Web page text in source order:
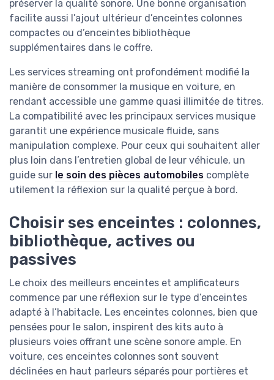
préserver la qualité sonore. Une bonne organisation
facilite aussi l’ajout ultérieur d’enceintes colonnes
compactes ou d’enceintes bibliothèque
supplémentaires dans le coffre.
Les services streaming ont profondément modifié la
manière de consommer la musique en voiture, en
rendant accessible une gamme quasi illimitée de titres.
La compatibilité avec les principaux services musique
garantit une expérience musicale fluide, sans
manipulation complexe. Pour ceux qui souhaitent aller
plus loin dans l’entretien global de leur véhicule, un
guide sur le soin des pièces automobiles complète
utilement la réflexion sur la qualité perçue à bord.
Choisir ses enceintes : colonnes,
bibliothèque, actives ou
passives
Le choix des meilleurs enceintes et amplificateurs
commence par une réflexion sur le type d’enceintes
adapté à l’habitacle. Les enceintes colonnes, bien que
pensées pour le salon, inspirent des kits auto à
plusieurs voies offrant une scène sonore ample. En
voiture, ces enceintes colonnes sont souvent
déclinées en haut parleurs séparés pour portières et